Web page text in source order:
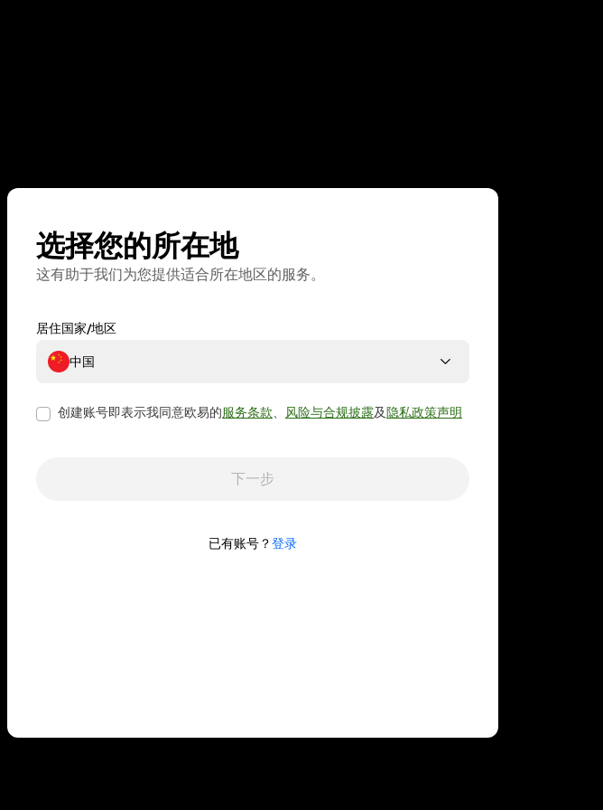
选择您的所在地
这有助于我们为您提供适合所在地区的服务。
居住国家/地区
中国
创建账号即表示我同意欧易的服务条款 风险与合规披露及 隐私政策声明
下一步
已有账号？登录